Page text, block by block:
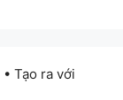
• Tạo ra với